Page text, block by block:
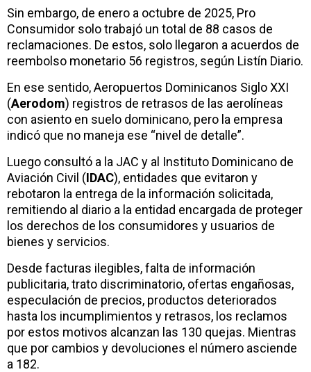
Sin embargo, de enero a octubre de 2025, Pro
Consumidor solo trabajó un total de 88 casos de
reclamaciones. De estos, solo llegaron a acuerdos de
reembolso monetario 56 registros, según Listín Diario.
En ese sentido, Aeropuertos Dominicanos Siglo XXI
(Aerodom) registros de retrasos de las aerolíneas
con asiento en suelo dominicano, pero la empresa
indicó que no maneja ese “nivel de detalle”.
Luego consultó a la JAC y al Instituto Dominicano de
Aviación Civil (IDAC), entidades que evitaron y
rebotaron la entrega de la información solicitada,
remitiendo al diario a la entidad encargada de proteger
los derechos de los consumidores y usuarios de
bienes y servicios.
Desde facturas ilegibles, falta de información
publicitaria, trato discriminatorio, ofertas engañosas,
especulación de precios, productos deteriorados
hasta los incumplimientos y retrasos, los reclamos
por estos motivos alcanzan las 130 quejas. Mientras
que por cambios y devoluciones el número asciende
a 182.